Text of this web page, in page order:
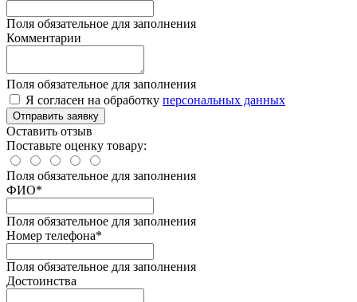
Поля обязательное для заполнения
Комментарии
Поля обязательное для заполнения
Я согласен на обработку персональных данных
Отправить заявку
Оставить отзыв
Поставьте оценку товару:
Поля обязательное для заполнения
ФИО*
Поля обязательное для заполнения
Номер телефона*
Поля обязательное для заполнения
Достоинства